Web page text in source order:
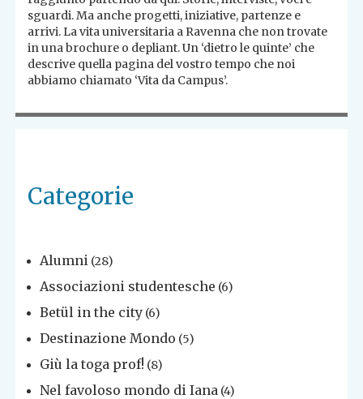
sguardi. Ma anche progetti, iniziative, partenze e
arrivi. La vita universitaria a Ravenna che non trovate
in una brochure o depliant. Un ‘dietro le quinte’ che
descrive quella pagina del vostro tempo che noi
abbiamo chiamato ‘Vita da Campus’.
Categorie
Alumni (28)
Associazioni studentesche (6)
Betül in the city (6)
Destinazione Mondo (5)
Giù la toga prof! (8)
Nel favoloso mondo di Iana (4)